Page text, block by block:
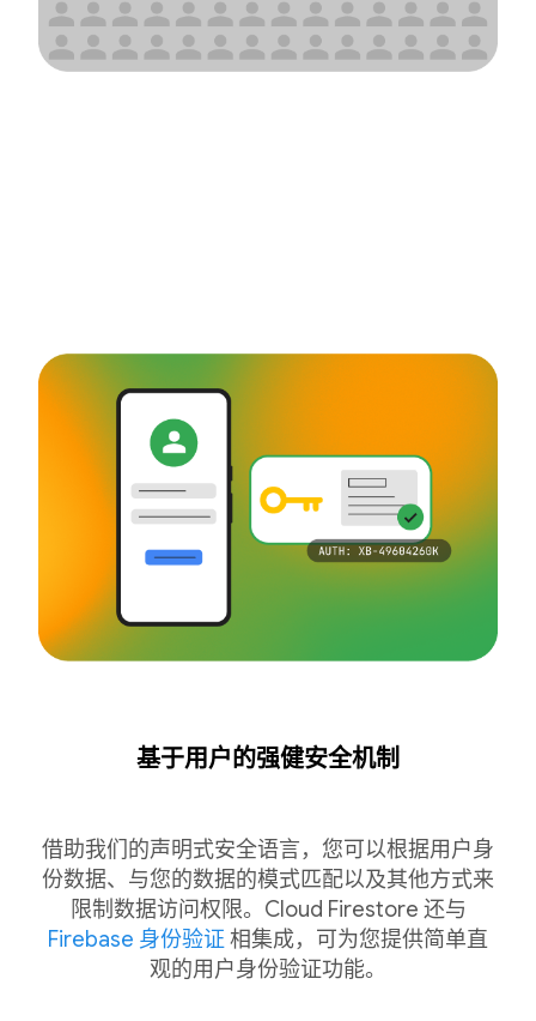
基于用户的强健安全机制
借助我们的声明式安全语言，您可以根据用户身
份数据、与您的数据的模式匹配以及其他方式来
限制数据访问权限。Cloud Firestore 还与
Firebase 身份验证 相集成，可为您提供简单直
观的用户身份验证功能。